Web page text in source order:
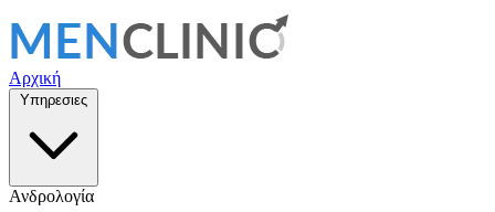
Αρχική
Υπηρεσιες
Ανδρολογία